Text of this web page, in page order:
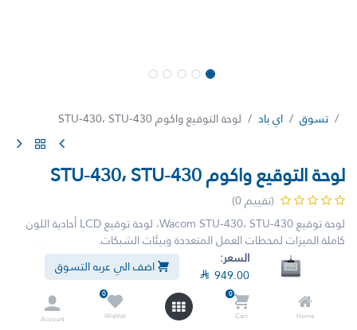
السعر:
 949.00 اضف الي عربه التسوق
Home
0
Cart
0
Wishlist
Account
تسوق اي باد لوحة التوقيع واكوم STU-430، STU-430
لوحة التوقيع واكوم STU-430، STU-430
(تقييم 0)
لوحة توقيع Wacom STU-430، STU-430، لوحة توقيع LCD أحادية اللون
كاملة الميزات لمحطات العمل المتعددة وبيئات الشبكات.
949.00 شامل الضريبة 1,199.00